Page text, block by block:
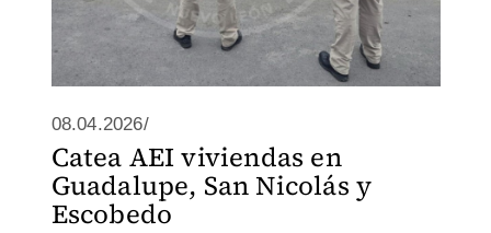
08.04.2026/
Catea AEI viviendas en
Guadalupe, San Nicolás y
Escobedo